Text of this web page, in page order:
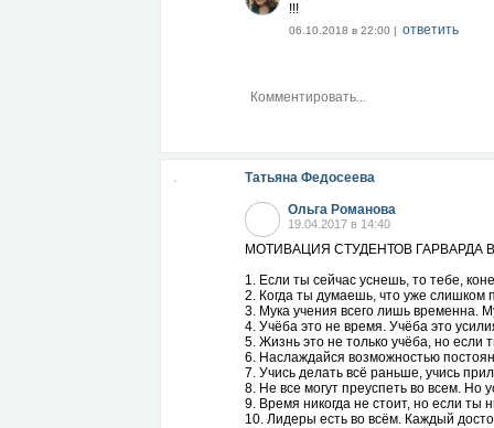
!!!
06.10.2018 в 22:00 | ответить
Татьяна Федосеева
Ольга Романова
19.04.2017 в 14:40
МОТИВАЦИЯ СТУДЕНТОВ ГАРВАРДА
1. Если ты сейчас уснешь, то тебе,
2. Когда ты думаешь, что уже
3. Мука учения всего лишь временна.
4. Учёба это не время. Учёба это
5. Жизнь это не только учёба, но если
6. Наслаждайся возможностью
7. Учись делать всё раньше, учись
8. Не все могут преуспеть во всем. Но
9. Время никогда не стоит, но если ты
10. Лидеры есть во всём. Каждый